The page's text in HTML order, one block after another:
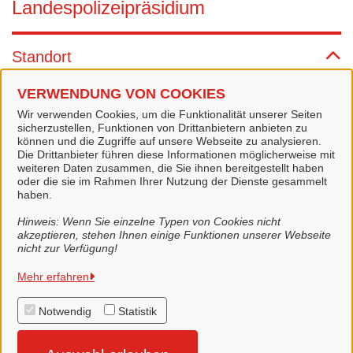
VERWENDUNG VON COOKIES
Wir verwenden Cookies, um die Funktionalität unserer Seiten
sicherzustellen, Funktionen von Drittanbietern anbieten zu
können und die Zugriffe auf unsere Webseite zu analysieren.
Die Drittanbieter führen diese Informationen möglicherweise mit
weiteren Daten zusammen, die Sie ihnen bereitgestellt haben
oder die sie im Rahmen Ihrer Nutzung der Dienste gesammelt
haben.
Hinweis: Wenn Sie einzelne Typen von Cookies nicht
akzeptieren, stehen Ihnen einige Funktionen unserer Webseite
nicht zur Verfügung!
Mehr erfahren
Notwendig Statistik
Landespolizeipräsidium
Standort
Landespolizeipräsidium
Lavesallee 6
30169 Hannover
Dienstleistungen
Stadt Lingen (Ems)